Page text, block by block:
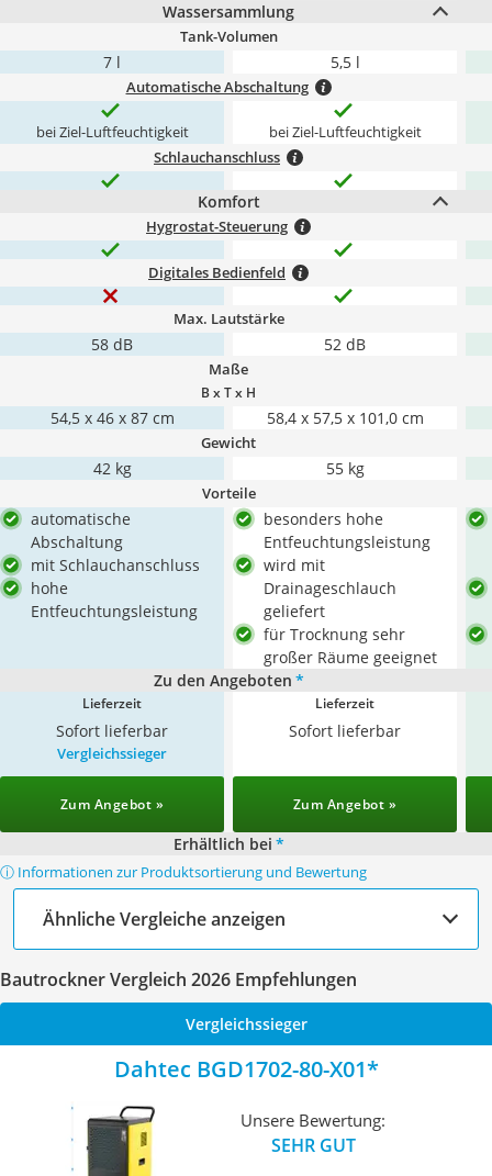
Wassersammlung
Tank-Volumen
7 l 5,5 l
Automatische Abschaltung
bei Ziel-Luftfeuchtigkeit bei Ziel-Luftfeuchtigkeit
Schlauchanschluss
Komfort
Hygrostat-Steuerung
Digitales Bedienfeld
Max. Lautstärke
58 dB 52 dB
Maße
B x T x H
54,5 x 46 x 87 cm 58,4 x 57,5 x 101,0 cm
Gewicht
42 kg 55 kg
Vorteile
automatische
Abschaltung
mit Schlauchanschluss
hohe
Entfeuchtungsleistung
besonders hohe
Entfeuchtungsleistung
wird mit
Drainageschlauch
geliefert
für Trocknung sehr
großer Räume geeignet
Zu den Angeboten *
Lieferzeit
Sofort lieferbar
Lieferzeit
Sofort lieferbar
Vergleichssieger
Zum Angebot » Zum Angebot »
Erhältlich bei *
ⓘ Informationen zur Produktsortierung und Bewertung
Ähnliche Vergleiche anzeigen
Bautrockner Vergleich 2026 Empfehlungen
Vergleichssieger
Dahtec BGD1702-80-X01
Unsere Bewertung:
SEHR GUT